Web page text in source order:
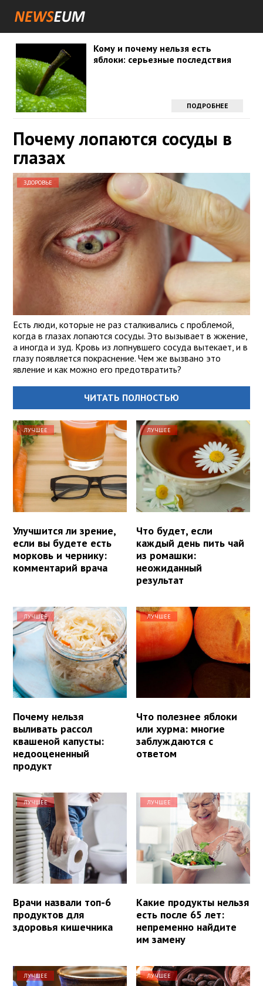
Кому и почему нельзя есть
яблоки: серьезные последствия
ПОДРОБНЕЕ
Почему лопаются сосуды в
глазах
ЗДОРОВЬЕ
Есть люди, которые не раз сталкивались с проблемой,
когда в глазах лопаются сосуды. Это вызывает в жжение,
а иногда и зуд. Кровь из лопнувшего сосуда вытекает, и в
глазу появляется покраснение. Чем же вызвано это
явление и как можно его предотвратить?
ЧИТАТЬ ПОЛНОСТЬЮ
ЛУЧШЕЕ
Улучшится ли зрение,
если вы будете есть
морковь и чернику:
комментарий врача
ЛУЧШЕЕ
Что будет, если
каждый день пить чай
из ромашки:
неожиданный
результат
ЛУЧШЕЕ
Почему нельзя
выливать рассол
квашеной капусты:
недооцененный
продукт
ЛУЧШЕЕ
Что полезнее яблоки
или хурма: многие
заблуждаются с
ответом
ЛУЧШЕЕ
Врачи назвали топ-6
продуктов для
здоровья кишечника
ЛУЧШЕЕ
Какие продукты нельзя
есть после 65 лет:
непременно найдите
им замену
ЛУЧШЕЕ ЛУЧШЕЕ